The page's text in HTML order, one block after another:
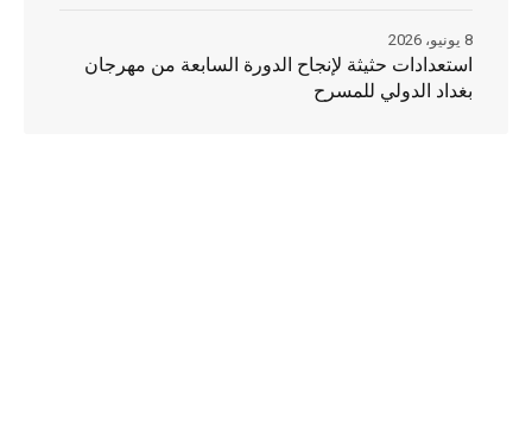
استعدادات حثيثة لإنجاح الدورة السابعة من مهرجان
بغداد الدولي للمسرح
8 يونيو، 2026